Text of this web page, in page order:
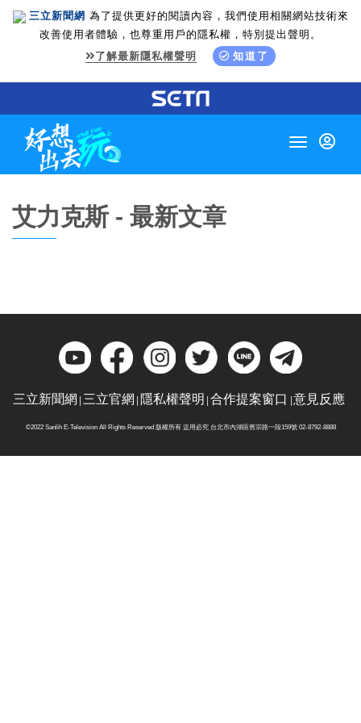
三立新聞網 為了提供更好的閱讀內容，我們使用相關網站技術來
改善使用者體驗，也尊重用戶的隱私權，特別提出聲明。
了解最新隱私權聲明
知道了
Toggle
艾力克斯 - 最新文章
三立新聞網 三立官網 隱私權聲明 合作提案窗口 意見反應
©2022 Sanlih E-Television All Rights Reserved 版權所有 盜用必究 台北市內湖區舊宗路一段159號 02-8792-8888